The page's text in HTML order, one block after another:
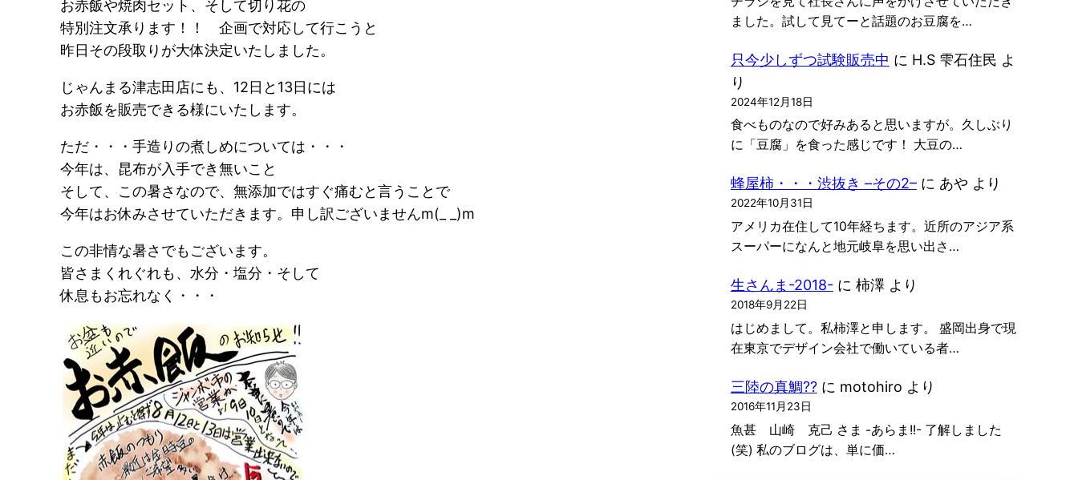
お赤飯や焼肉セット、そして切り花の
特別注文承ります！！ 企画で対応して行こうと
昨日その段取りが大体決定いたしました。
じゃんまる津志田店にも、12日と13日には
お赤飯を販売できる様にいたします。
ただ・・・手造りの煮しめについては・・・
今年は、昆布が入手でき無いこと
そして、この暑さなので、無添加ではすぐ痛むと言うことで
今年はお休みさせていただきます。申し訳ございませんm(_ _)m
この非情な暑さでもございます。
皆さまくれぐれも、水分・塩分・そして
休息もお忘れなく・・・
ました。試して見てーと話題のお豆腐を…
只今少しずつ試験販売中 に H.S 雫石住民 よ
り
2024年12月18日
食べものなので好みあると思いますが。久しぶり
に「豆腐」を食った感じです！ 大豆の…
蜂屋柿・・・渋抜き –その2–に あや より
2022年10月31日
アメリカ在住して10年経ちます。近所のアジア系
スーパーになんと地元岐阜を思い出さ…
生さんま-2018- に 柿澤より
2018年9月22日
はじめまして。私柿澤と申します。 盛岡出身で現
在東京でデザイン会社で働いている者…
三陸の真鯛??に motohiro より
2016年11月23日
魚甚 山崎 克己 さま -あらま!!- 了解しました
(笑) 私のブログは、単に価…